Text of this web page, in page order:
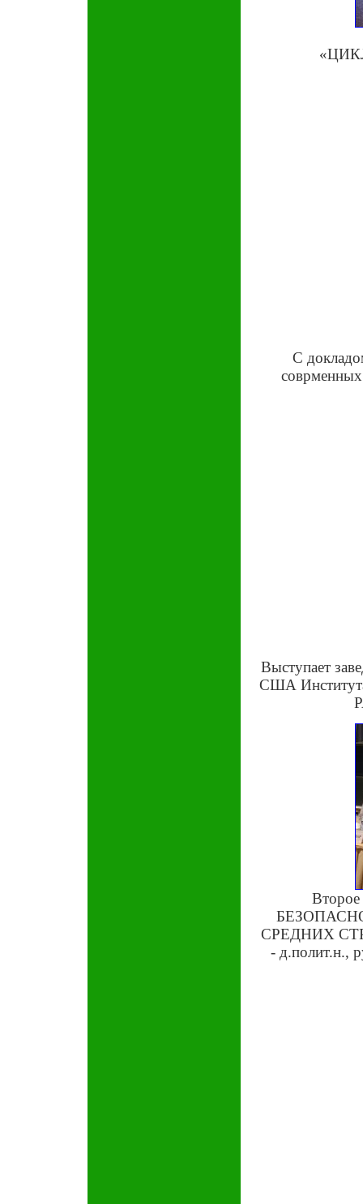
С
Выступает
США
СРЕДНИХ
- д.полит.н.,